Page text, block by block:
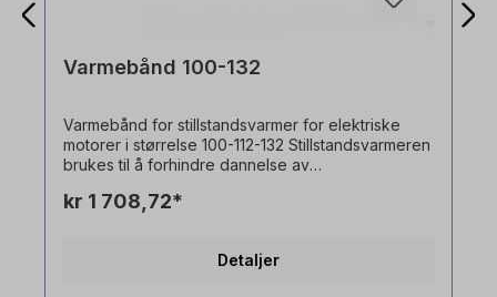
Varmebånd 100-132
Varmebånd for stillstandsvarmer for elektriske
motorer i størrelse 100-112-132 Stillstandsvarmeren
brukes til å forhindre dannelse av
kr 1 708,72*
Detaljer